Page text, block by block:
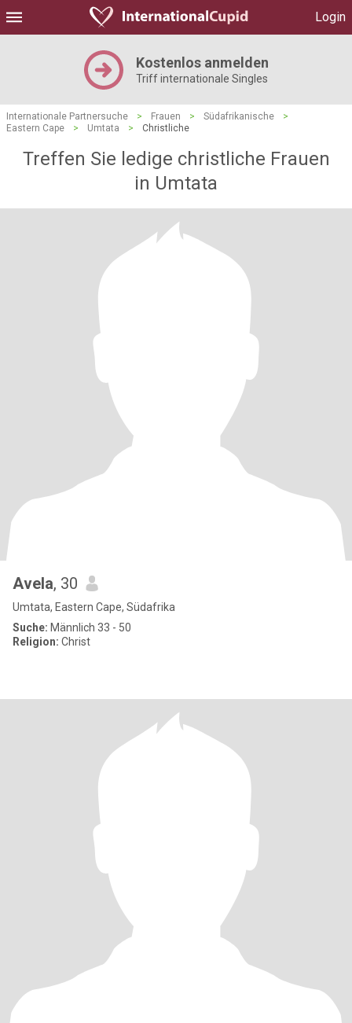
Login
Kostenlos anmelden
Triff internationale Singles
Internationale Partnersuche > Frauen > Südafrikanische
>
Eastern Cape
> Umtata > Christliche
Treffen Sie ledige christliche Frauen
in Umtata
Avela, 30
Umtata, Eastern Cape, Südafrika
Suche: Männlich 33 - 50
Religion: Christ